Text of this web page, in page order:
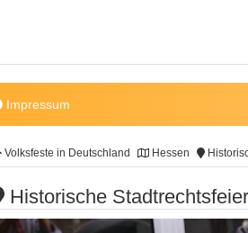
Impressum
Volksfeste in Deutschland Hessen
Historische